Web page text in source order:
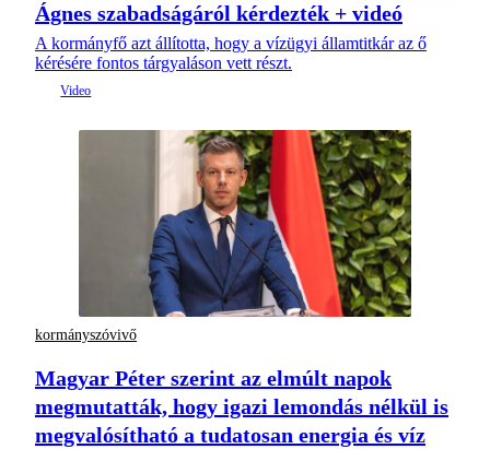
Ágnes szabadságáról kérdezték + videó
A kormányfő azt állította, hogy a vízügyi államtitkár az ő
kérésére fontos tárgyaláson vett részt.
kormányszóvivő
Magyar Péter szerint az elmúlt napok
megmutatták, hogy igazi lemondás nélkül is
megvalósítható a tudatosan energia és víz